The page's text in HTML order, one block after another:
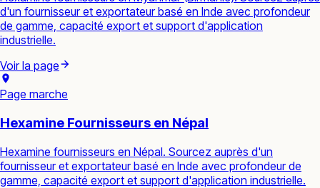
d'un fournisseur et exportateur basé en Inde avec profondeur
de gamme, capacité export et support d'application
industrielle.
Voir la page
Page marche
Hexamine Fournisseurs en Népal
Hexamine fournisseurs en Népal. Sourcez auprès d'un
fournisseur et exportateur basé en Inde avec profondeur de
gamme, capacité export et support d'application industrielle.